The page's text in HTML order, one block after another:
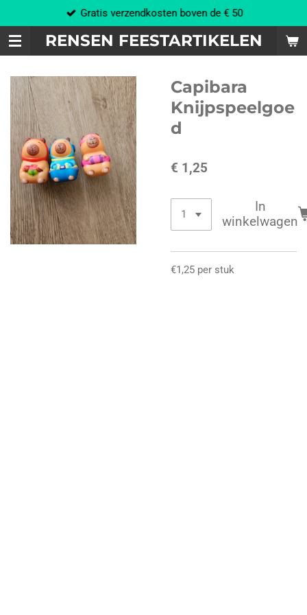
direct
naar
de
hoofdinhoud
RENSEN FEESTARTIKELEN
Gratis verzendkosten boven de € 50
Capibara
Knijpspeelgoe
d
€ 1,25
In
winkelwagen
€1,25 per stuk